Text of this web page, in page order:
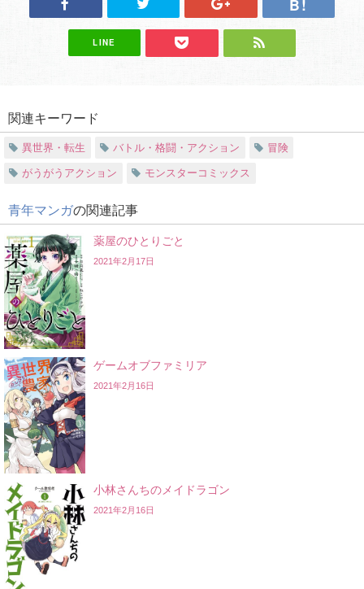
LINE
関連キーワード
異世界・転生 バトル・格闘・アクション 冒険
がうがうアクション モンスターコミックス
青年マンガの関連記事
薬屋のひとりごと
2021年2月17日
ゲームオブファミリア
2021年2月16日
小林さんちのメイドラゴン
2021年2月16日